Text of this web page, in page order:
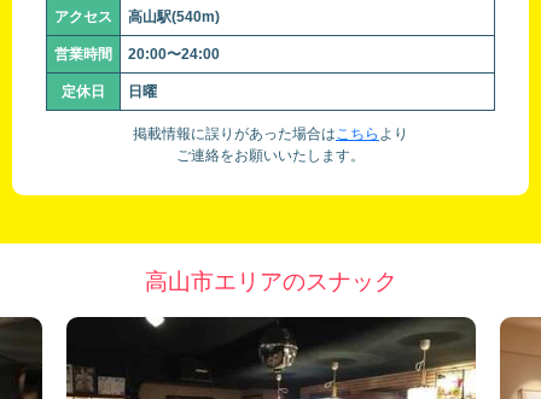
アクセス 高山駅(540m)
営業時間 20:00〜24:00
定休日 日曜
掲載情報に誤りがあった場合はこちら より
ご連絡をお願いいたします。
高山市エリアのスナック